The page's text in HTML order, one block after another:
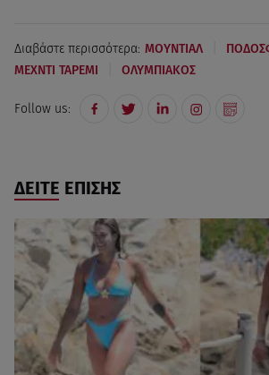
Διαβάστε περισσότερα: ΜΟΥΝΤΙΑΛ
ΜΕΧΝΤΙ ΤΑΡΕΜΙ ΟΛΥΜΠΙΑΚΟΣ
Follow us:
ΔΕΙΤΕ ΕΠΙΣΗΣ